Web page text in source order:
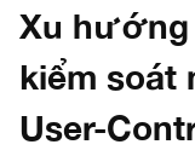
Xu
kiểm soát
User-